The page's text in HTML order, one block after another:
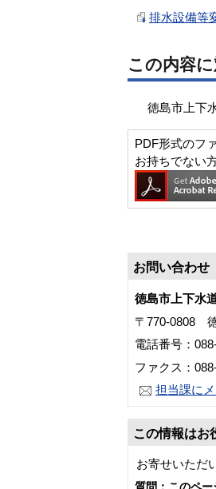
排水設備等
この内容
徳島市上下
PDF形式のフ
お持ちでない
お問い合わせ
徳島市上下水
〒770-0808
電話番号：
ファクス：
担当課に
この情報はお
お寄せいただ